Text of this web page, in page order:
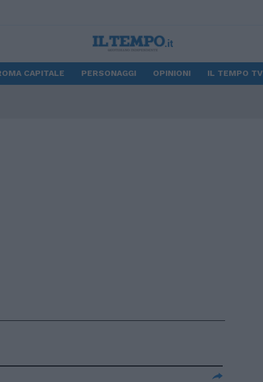
CAPITALE PERSONAGGI OPINIONI IL TEMPO TV